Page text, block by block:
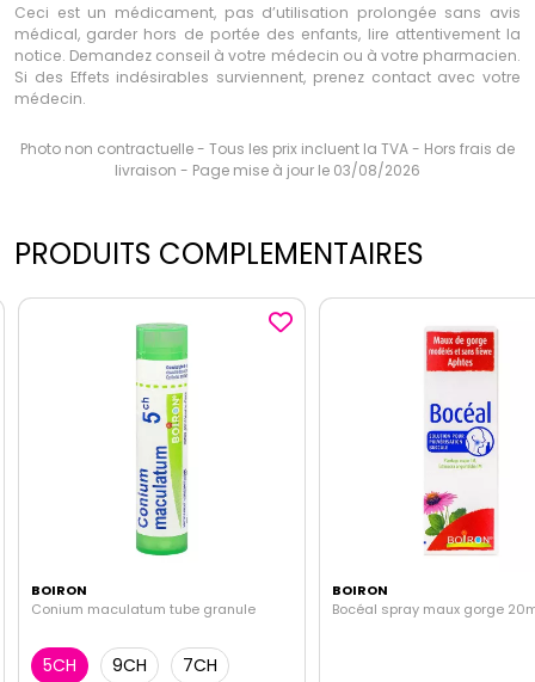
Ceci est un médicament, pas d’utilisation prolongée sans avis
médical, garder hors de portée des enfants, lire attentivement la
notice. Demandez conseil à votre médecin ou à votre pharmacien.
Si des Effets indésirables surviennent, prenez contact avec votre
médecin.
Photo non contractuelle - Tous les prix incluent la TVA - Hors frais de
livraison - Page mise à jour le 03/08/2026
PRODUITS COMPLEMENTAIRES
BOIRON
Conium maculatum tube granule
5CH 9CH 7CH
BOIRON
Bocéal spray maux gorge